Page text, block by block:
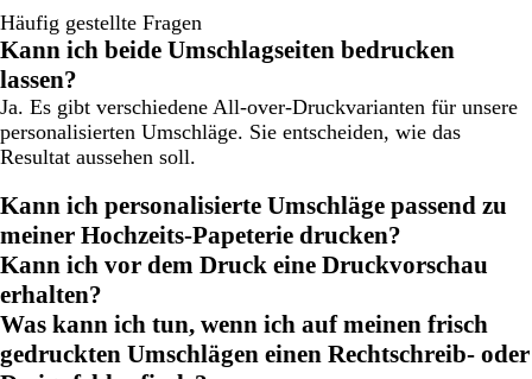
Häufig gestellte Fragen
Kann ich beide Umschlagseiten bedrucken
lassen?
Ja. Es gibt verschiedene All-over-Druckvarianten für unsere
personalisierten Umschläge. Sie entscheiden, wie das
Resultat aussehen soll.
Kann ich personalisierte Umschläge passend zu
meiner Hochzeits-Papeterie drucken?
Kann ich vor dem Druck eine Druckvorschau
erhalten?
Was kann ich tun, wenn ich auf meinen frisch
gedruckten Umschlägen einen Rechtschreib- oder